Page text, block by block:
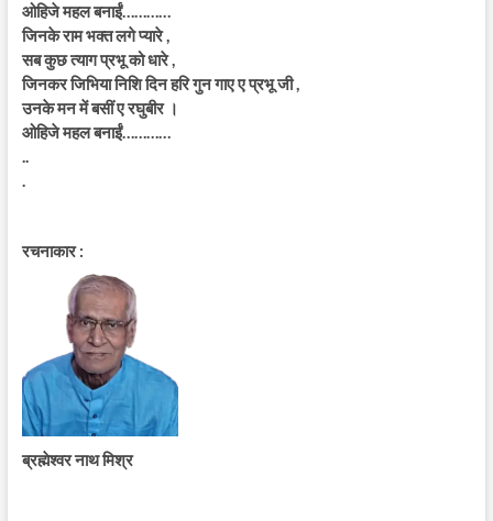
ओहिजे महल बनाईं…………
जिनके राम भक्त लगे प्यारे ,
सब कुछ त्याग प्रभू को धारे ,
जिनकर जिभिया निशि दिन हरि गुन गाए ए प्रभू जी ,
उनके मन में बसीं ए रघुबीर ।
ओहिजे महल बनाईं…………
..
.
रचनाकार :
ब्रह्मेश्वर नाथ मिश्र